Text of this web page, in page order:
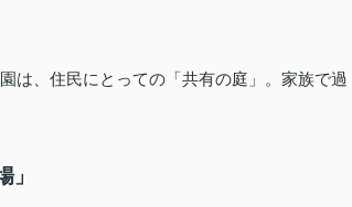
は、住民にとっての「共有の庭」。家族で過